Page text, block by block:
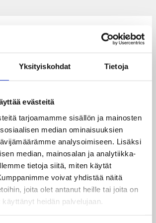
Yksityiskohdat Tietoja
evästeitä
tarjoamamme sisällön ja mainosten
median ominaisuuksien
analysoimiseen. Lisäksi
median, mainosalan ja analytiikka-
tietoja siitä, miten käytät
voivat yhdistää näitä
joita olet antanut heille tai joita on
heidän palvelujaan.
Valikko